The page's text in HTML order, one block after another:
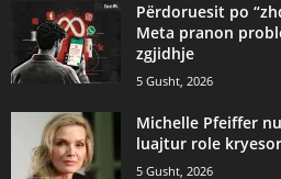
Përdoruesit po
Meta pranon
zgjidhje
5 Gusht, 2026
Michelle Pfeiffer
luajtur role
5 Gusht, 2026